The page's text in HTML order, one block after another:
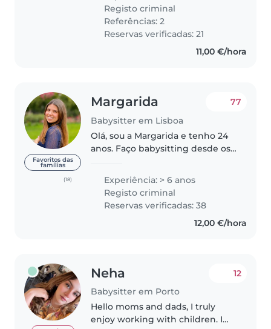
Possuo mais de uma década de
experiência em babysitting e
kidsitting,..
Registo criminal
Referências: 2
Reservas verificadas: 21
11,00 €/hora
Favoritos das
famílias
(18)
Margarida
Babysitter em Lisboa
77
Olá, sou a Margarida e tenho 24
anos. Faço babysitting desde os
anos. Tenho um certificado C1 de
Inglês atribuído pela escola..
Experiência: > 6 anos
Registo criminal
Reservas verificadas: 38
12,00 €/hora
Neha
Babysitter em Porto
12
Hello moms and dads, I truly
enjoy working with children. I